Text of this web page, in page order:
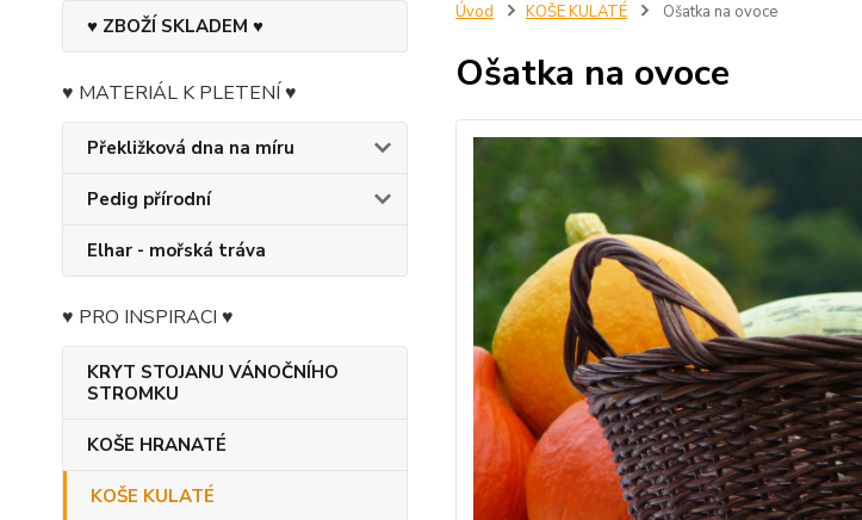
♥ ZBOŽÍ SKLADEM ♥
♥ MATERIÁL K PLETENÍ ♥
Překližková dna na míru
Pedig přírodní
Elhar - mořská tráva
♥ PRO INSPIRACI ♥
KRYT STOJANU VÁNOČNÍHO
STROMKU
KOŠE HRANATÉ
KOŠE KULATÉ
Úvod KOŠE KULATÉ Ošatka na ovoce
Ošatka na ovoce